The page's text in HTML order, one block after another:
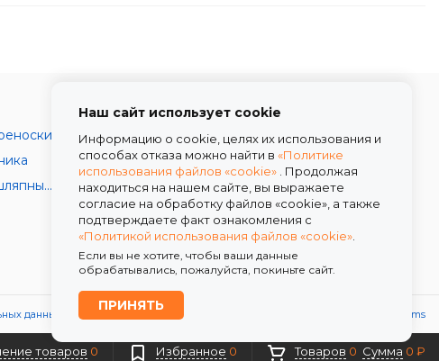
товаров 0 Избранное 0 Товаров 0 Сумма 0 ₽
Декоративные и шляпные коробки
Каталог товаров
О компании
Условия работы
Скидки
Доставка
Контакты
данных Политика использования файлов «cookie» ALFA Systems
Наш сайт использует cookie
Информацию о cookie, целях их использования и
способах отказа можно найти в «Политике
использования файлов «cookie» . Продолжая
находиться на нашем сайте, вы выражаете
согласие на обработку файлов «cookie», а также
подтверждаете факт ознакомления с
«Политикой использования файлов «cookie»
Если вы не хотите, чтобы ваши данные
обрабатывались, пожалуйста, покиньте сайт.
ПРИНЯТЬ